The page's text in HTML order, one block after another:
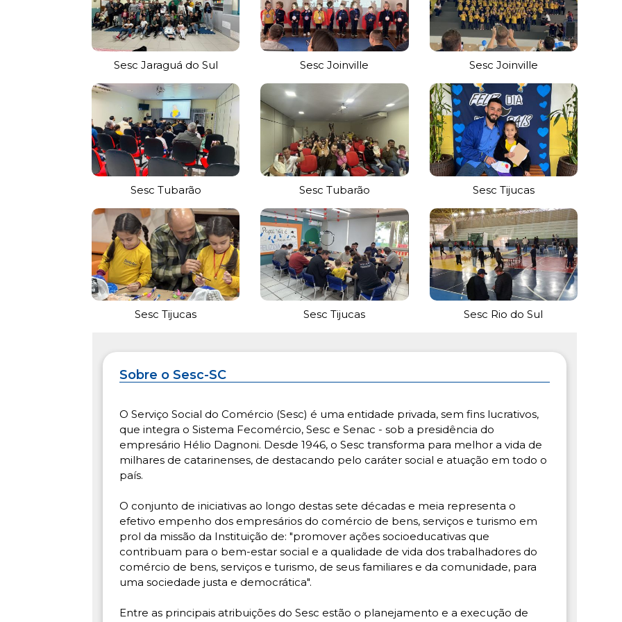
Sesc Jaraguá do Sul Sesc Joinville Sesc Joinville
Sesc Tubarão Sesc Tubarão Sesc Tijucas
Sesc Tijucas Sesc Tijucas Sesc Rio do Sul
Sobre o Sesc-SC
O Serviço Social do Comércio (Sesc) é uma entidade privada, sem fins lucrativos,
que integra o Sistema Fecomércio, Sesc e Senac - sob a presidência do
empresário Hélio Dagnoni. Desde 1946, o Sesc transforma para melhor a vida de
milhares de catarinenses, de destacando pelo caráter social e atuação em todo o
país.
O conjunto de iniciativas ao longo destas sete décadas e meia representa o
efetivo empenho dos empresários do comércio de bens, serviços e turismo em
prol da missão da Instituição de: "promover ações socioeducativas que
contribuam para o bem-estar social e a qualidade de vida dos trabalhadores do
comércio de bens, serviços e turismo, de seus familiares e da comunidade, para
uma sociedade justa e democrática".
Entre as principais atribuições do Sesc estão o planejamento e a execução de